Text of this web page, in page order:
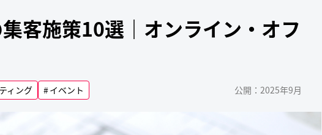
客施策10選｜オンライン・オフ
ィング イベント 公開：2025年9月